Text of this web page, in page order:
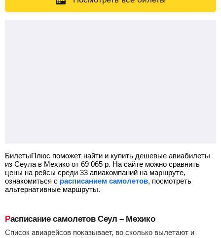
БилетыПлюс поможет найти и купить дешевые авиабилеты
из Сеула в Мехико от 69 065 р. На сайте можно сравнить
цены на рейсы среди 33 авиакомпаний на маршруте,
ознакомиться с расписанием самолетов, посмотреть
альтернативные маршруты.
Расписание самолетов Сеул – Мехико
Список авиарейсов показывает, во сколько вылетают и